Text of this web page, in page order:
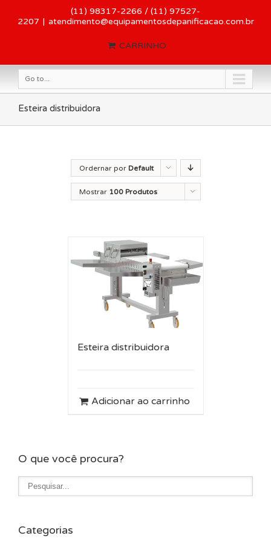
(11) 98317-2266 / (11) 97527-
2207 | atendimento@equipamentosdepanificacao.com.br
CARRINHO
Go to...
Esteira distribuidora
Ordernar por Default
Order
Mostrar 100 Produtos
Esteira distribuidora
Adicionar ao carrinho
O que você procura?
Categorias